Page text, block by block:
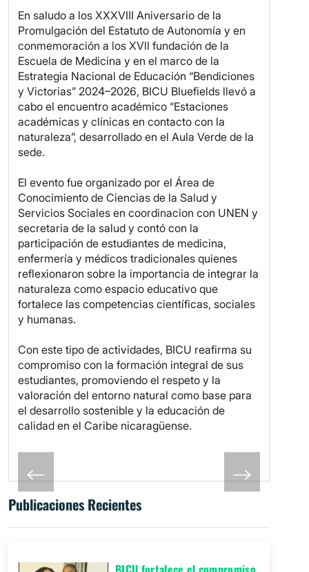
En saludo a los XXXVIII Aniversario de la
Promulgación del Estatuto de Autonomía y en
conmemoración a los XVll fundación de la
Escuela de Medicina y en el marco de la
Estrategia Nacional de Educación “Bendiciones
y Victorias” 2024–2026, BICU Bluefields llevó a
cabo el encuentro académico “Estaciones
académicas y clínicas en contacto con la
naturaleza”, desarrollado en el Aula Verde de la
sede.
El evento fue organizado por el Área de
Conocimiento de Ciencias de la Salud y
Servicios Sociales en coordinacion con UNEN y
secretaria de la salud y contó con la
participación de estudiantes de medicina,
enfermería y médicos tradicionales quienes
reflexionaron sobre la importancia de integrar la
naturaleza como espacio educativo que
fortalece las competencias científicas, sociales
y humanas.
Con este tipo de actividades, BICU reafirma su
compromiso con la formación integral de sus
estudiantes, promoviendo el respeto y la
valoración del entorno natural como base para
el desarrollo sostenible y la educación de
calidad en el Caribe nicaragüense.
Publicaciones Recientes